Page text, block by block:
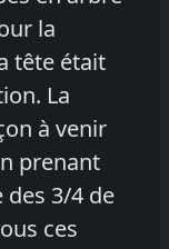
la
tête était
La
à venir
prenant
des 3/4 de
ces